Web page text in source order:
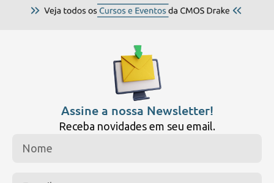
Assine a nossa Newsletter!
Receba novidades em seu email.